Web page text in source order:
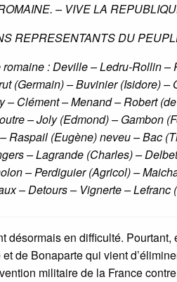
– VIVE LA
REPRESENTANTS DU
: Deville – Ledru-Rollin –
(Germain) – Buvinier (Isidore) –
Clément – Menand – Robert
– Joly (Edmond) – Gambon
Raspail (Eugène) neveu – Bac
– Lagrande (Charles) –
– Perdiguier (Agricol) –
– Detours – Vignerte – Lefranc
en difficulté. Pourtant,
de Bonaparte qui vient
militaire de la France